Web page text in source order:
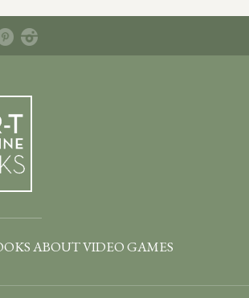
ABOUT VIDEO GAMES